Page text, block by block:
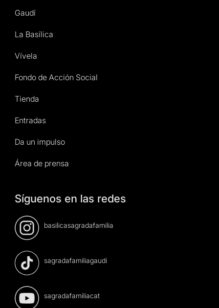
Gaudí
La Basílica
Vívela
Fondo de Acción Social
Tienda
Entradas
Da un impulso
Área de prensa
Síguenos en las redes
basilicasagradafamilia
sagradafamiliagaudi
sagradafamiliacat